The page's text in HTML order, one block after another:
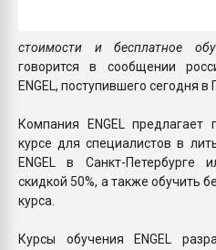
стоимости и бесплатное
говорится в сообщении
ENGEL, поступившего сегодня в
Компания ENGEL
курсе для специалистов в
ENGEL в Санкт-
скидкой 50%, а также обучить
курса.
Курсы обучения ENGEL